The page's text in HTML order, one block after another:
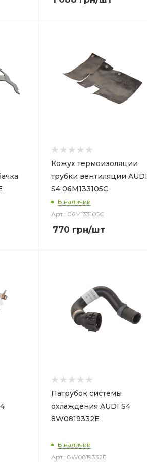
Кожух термоизоляции
трубки вентиляции AUDI
S4 06M133105C
В наличии
Арт.: 06M133105C
770 грн/шт
Патрубок системы
охлаждения AUDI S4
8W0819332E
В наличии
Арт.: 8W0819332E